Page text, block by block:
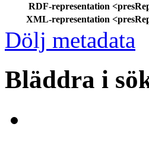
RDF-representation
XML-representation
Dölj metadata
Bläddra i